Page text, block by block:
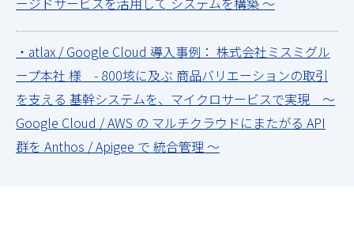
・atlax / Google Cloud 導入事例： 株式会社ミスミグル
ープ本社 様 - 800垓に及ぶ 商品バリエーションの取引
を支える 基幹システムを、マイクロサービスで実現 ～
Google Cloud / AWS の マルチクラウドにまたがる API
群を Anthos / Apigee で 統合管理 ～